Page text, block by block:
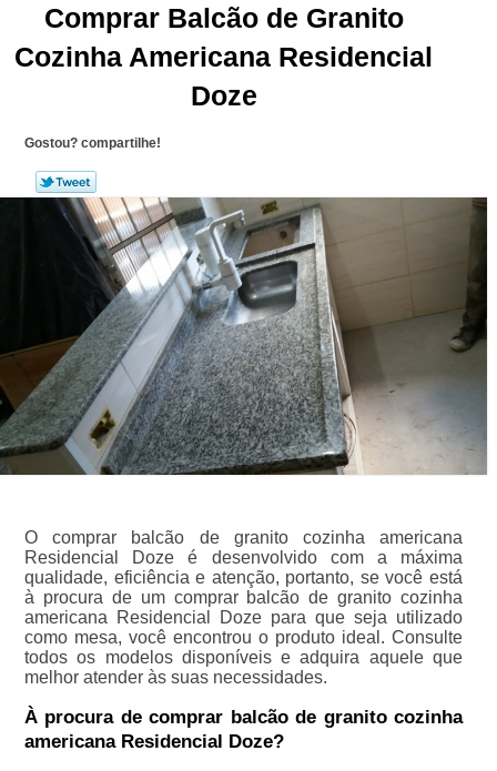
Comprar Balcão de Granito
Cozinha Americana Residencial
Doze
Gostou? compartilhe!
O comprar balcão de granito cozinha americana
Residencial Doze é desenvolvido com a máxima
qualidade, eficiência e atenção, portanto, se você está
à procura de um comprar balcão de granito cozinha
americana Residencial Doze para que seja utilizado
como mesa, você encontrou o produto ideal. Consulte
todos os modelos disponíveis e adquira aquele que
melhor atender às suas necessidades.
À procura de comprar balcão de granito cozinha
americana Residencial Doze?